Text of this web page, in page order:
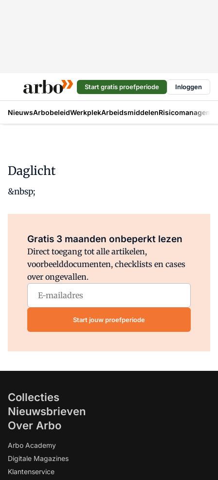
Start gratis proefperiode Inloggen
NieuwsArbobeleidWerkplekArbeidsmiddelen
Daglicht
&nbsp;
Gratis 3 maanden onbeperkt lezen
Direct toegang tot alle artikelen,
voorbeelddocumenten, checklists en cases
over ongevallen.
Start jouw proefperiode
Collecties
Nieuwsbrieven
Over Arbo
Arbo Academy
Digitale Magazines
Klantenservice